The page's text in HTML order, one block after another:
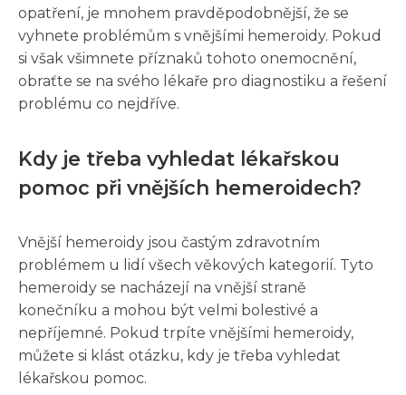
opatření, je mnohem pravděpodobnější, že se
vyhnete problémům s vnějšími hemeroidy. Pokud
si však všimnete příznaků tohoto onemocnění,
obraťte se na svého lékaře pro diagnostiku a řešení
problému co nejdříve.
Kdy je třeba vyhledat lékařskou
pomoc při vnějších hemeroidech?
Vnější hemeroidy jsou častým zdravotním
problémem u lidí všech věkových kategorií. Tyto
hemeroidy se nacházejí na vnější straně
konečníku a mohou být velmi bolestivé a
nepříjemné. Pokud trpíte vnějšími hemeroidy,
můžete si klást otázku, kdy je třeba vyhledat
lékařskou pomoc.